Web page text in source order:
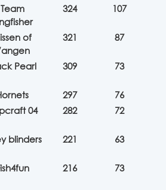
Team
324 107
of
321 87
Pearl 309 73
297
76
04 282 72
blinders 221 63
216 73